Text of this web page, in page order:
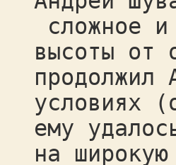
сложное и
высоты от
продолжил
условиях
ему
на